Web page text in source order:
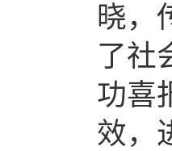
晓，
了社
功喜
效，